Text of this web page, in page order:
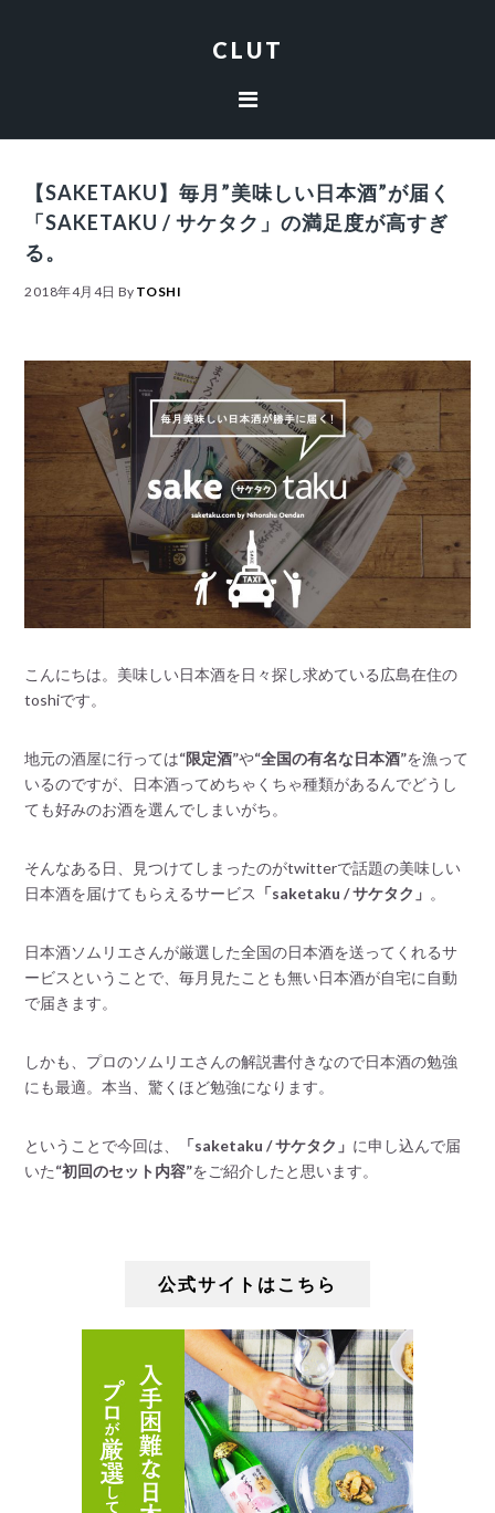
CLUT
【SAKETAKU】毎月”美味しい日本酒”が届く
「SAKETAKU / サケタク」の満足度が高すぎ
る。
2018年4月4日 By TOSHI
こんにちは。美味しい日本酒を日々探し求めている広島在住の
toshiです。
地元の酒屋に行っては“限定酒”や“全国の有名な日本酒”を漁って
いるのですが、日本酒ってめちゃくちゃ種類があるんでどうし
ても好みのお酒を選んでしまいがち。
そんなある日、見つけてしまったのがtwitterで話題の美味しい
日本酒を届けてもらえるサービス 「saketaku / サケタク」 。
日本酒ソムリエさんが厳選した全国の日本酒を送ってくれるサ
ービスということで、毎月見たことも無い日本酒が自宅に自動
で届きます。
しかも、プロのソムリエさんの解説書付きなので日本酒の勉強
にも最適。本当、驚くほど勉強になります。
ということで今回は、 「saketaku / サケタク」 に申し込んで届
いた“初回のセット内容”をご紹介したと思います。
公式サイトはこちら